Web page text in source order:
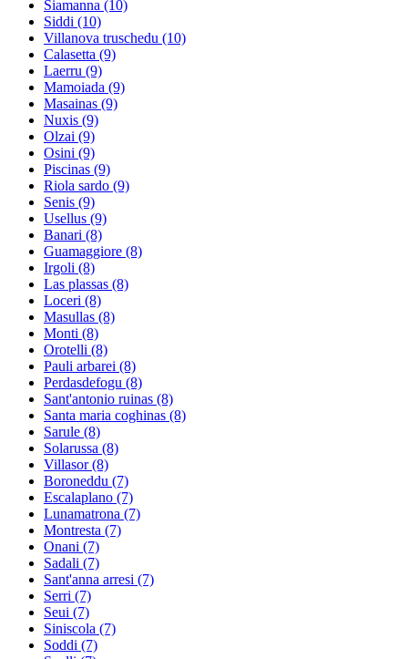
Siamanna (10)
Siddi (10)
Villanova truschedu (10)
Calasetta (9)
Laerru (9)
Mamoiada (9)
Masainas (9)
Nuxis (9)
Olzai (9)
Osini (9)
Piscinas (9)
Riola sardo (9)
Senis (9)
Usellus (9)
Banari (8)
Guamaggiore (8)
Irgoli (8)
Las plassas (8)
Loceri (8)
Masullas (8)
Monti (8)
Orotelli (8)
Pauli arbarei (8)
Perdasdefogu (8)
Sant'antonio ruinas (8)
Santa maria coghinas (8)
Sarule (8)
Solarussa (8)
Villasor(8)
Boroneddu (7)
Escalaplano (7)
Lunamatrona (7)
Montresta (7)
Onani (7)
Sadali (7)
Sant'anna arresi (7)
Serri (7)
Seui (7)
Siniscola (7)
Soddi (7)